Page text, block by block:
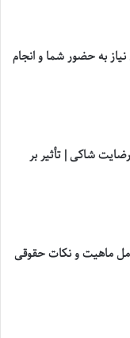
به حضور شما و انجام
شاکی | تأثیر بر
ماهیت و نکات حقوقی